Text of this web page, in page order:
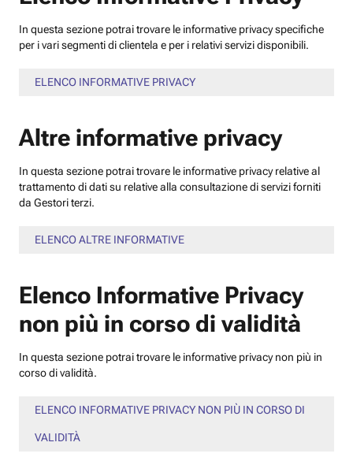
In questa sezione potrai trovare le informative privacy specifiche
per i vari segmenti di clientela e per i relativi servizi disponibili.
ELENCO INFORMATIVE PRIVACY
Altre informative privacy
In questa sezione potrai trovare le informative privacy relative al
trattamento di dati su relative alla consultazione di servizi forniti
da Gestori terzi.
ELENCO ALTRE INFORMATIVE
Elenco Informative Privacy
non più in corso di validità
In questa sezione potrai trovare le informative privacy non più in
corso di validità.
ELENCO INFORMATIVE PRIVACY NON PIÙ IN CORSO DI
VALIDITÀ